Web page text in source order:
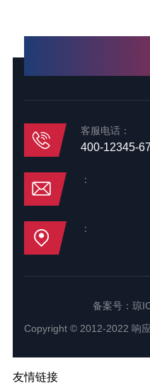
客服电话：
400-12345-
：
：
备案号：琼
Copyright © 2012-2022 响
友情链接